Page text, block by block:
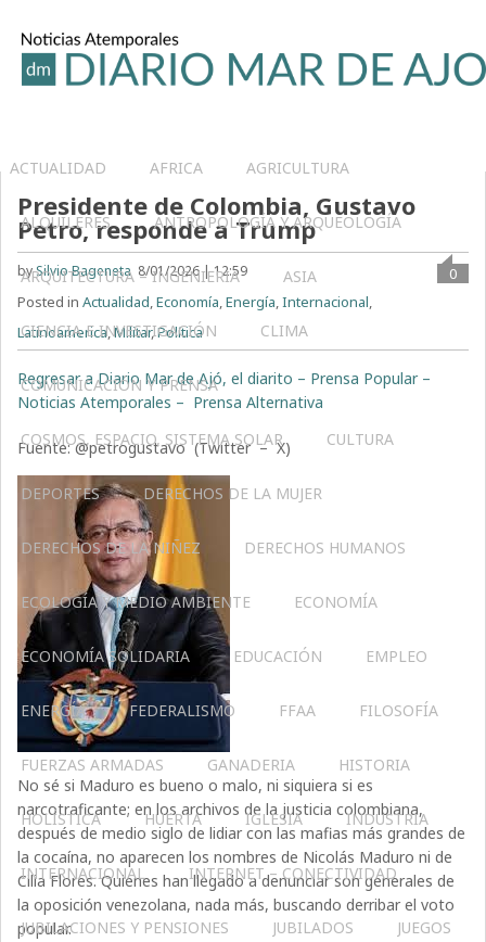
ACTUALIDAD AFRICA AGRICULTURA
ALQUILERES ANTROPOLOGÍA Y ARQUEOLOGÍA
ARQUITECTURA – INGENIERIA ASIA
CIENCIA E INVESTIGACIÓN CLIMA
COMUNICACIÓN Y PRENSA
COSMOS, ESPACIO, SISTEMA SOLAR CULTURA
DEPORTES DERECHOS DE LA MUJER
DERECHOS DE LA NIÑEZ DERECHOS HUMANOS
ECOLOGÍA Y MEDIO AMBIENTE ECONOMÍA
ECONOMÍA SOLIDARIA EDUCACIÓN EMPLEO
ENERGÍA FEDERALISMO FFAA FILOSOFÍA
FUERZAS ARMADAS GANADERIA HISTORIA
HOLÍSTICA HUERTA IGLESIA INDUSTRIA
INTERNACIONAL INTERNET – CONECTIVIDAD
JUBILACIONES Y PENSIONES JUBILADOS JUEGOS
Presidente de Colombia, Gustavo
Petro, responde a Trump
bySilvio Bageneta 8/01/2026 | 12:59
0
Posted inActualidad,Economía,Energía,Internacional,
Latinoamerica,Militar,Política
Regresar a Diario Mar de Ajó, el diarito – Prensa Popular –
Noticias Atemporales – Prensa Alternativa
Fuente:@petrogustavo (Twitter – X)
No sé si Maduro es bueno o malo, ni siquiera si es
narcotraficante; en los archivos de la justicia colombiana,
después de medio siglo de lidiar con las mafias más grandes de
la cocaína, no aparecen los nombres de Nicolás Maduro ni de
Cilia Flores. Quienes han llegado a denunciar son generales de
la oposición venezolana, nada más, buscando derribar el voto
popular.